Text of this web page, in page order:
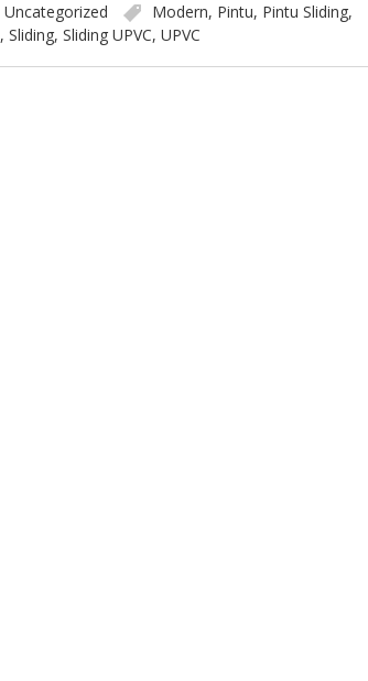
Uncategorized Modern, Pintu, Pintu Sliding,
, Sliding, Sliding UPVC, UPVC